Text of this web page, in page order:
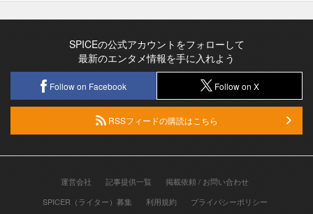
SPICEの公式アカウントをフォローして
最新のエンタメ情報を手に入れよう
Follow on Facebook Follow on X
RSSフィードの購読はこちら
運営会社 記事提供一覧
掲載依頼 / お問い合わせ
SPICER（ライター）募集
利用規約 プライバシーポリシー